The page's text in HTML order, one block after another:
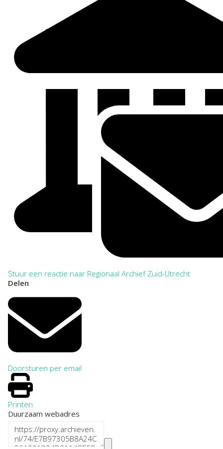
Stuur een reactie naar Regionaal Archief Zuid-Utrecht
Delen
Doorsturen per email
Printen
Duurzaam webadres